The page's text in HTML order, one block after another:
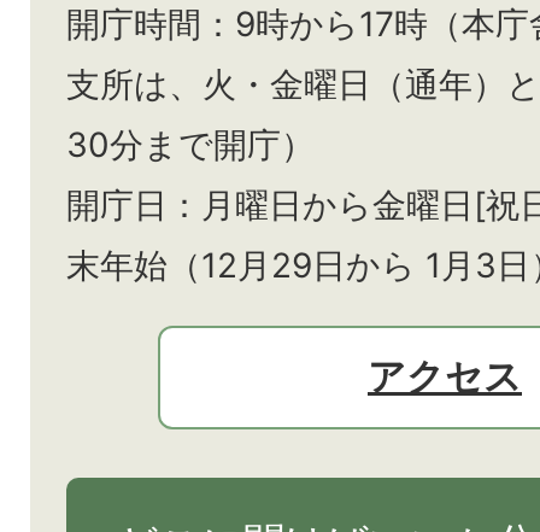
開庁時間：9時から17時（本
支所は、火・金曜日（通年）と
30分まで開庁）
開庁日：月曜日から金曜日[祝
末年始（12月29日から 1月3
アクセス